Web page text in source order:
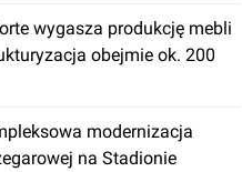
wygasza produkcję mebli
obejmie ok. 200
modernizacja
na Stadionie